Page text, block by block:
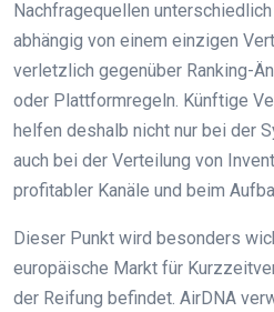
Nachfragequellen
abhängig von einem einzigen
verletzlich gegenüber Ranking-
oder Plattformregeln. Künftige
helfen deshalb nicht nur bei der
auch bei der Verteilung von
profitabler Kanäle und beim
Dieser Punkt wird besonders
europäische Markt für
der Reifung befindet. AirDNA